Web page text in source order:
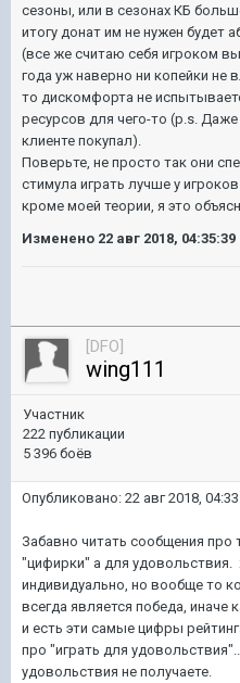
сезоны, или в сезонах КБ
итогу донат им не нужен будет
(все же считаю себя игроком
года уж наверно ни копейки не
то дискомфорта не
ресурсов для чего-то (p.s.
клиенте покупал).
Поверьте, не просто так они
стимула играть лучше у
кроме моей теории, я это
Изменено 22 авг 2018, 04:35:39
[DFO]
wing111
Участник
222 публикации
5 396 боёв
Опубликовано: 22 авг 2018,
Забавно читать сообщения про
"цифирки" а для
индивидуально, но вообще то
всегда является победа, иначе
и есть эти самые цифры
про "играть для
удовольствия не получаете.